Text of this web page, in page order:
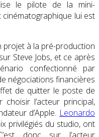
le pilote de la mini-
lui est
projet à la pré-production
Steve Jobs, et ce après
confectionné par
négociations financières
de quitter le poste de
l’acteur principal,
d’Apple. Leonardo
privilégiés du studio, ont
donc sur l’acteur